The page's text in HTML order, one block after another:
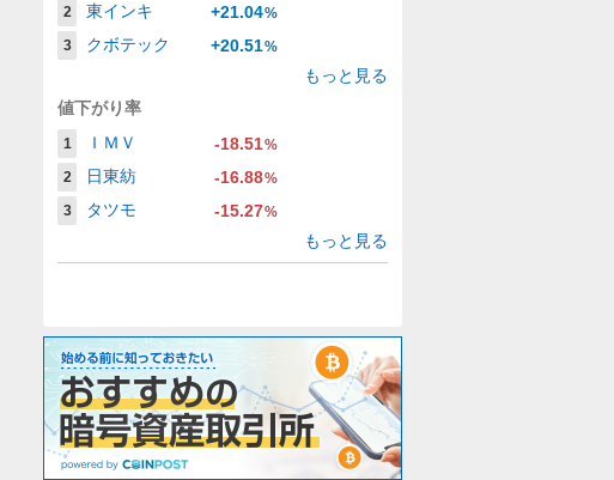
2
東インキ +21.04%
3
クボテック +20.51%
もっと見る
値下がり率
1 ＩＭＶ -18.51%
2
日東紡 -16.88%
3
タツモ -15.27%
もっと見る